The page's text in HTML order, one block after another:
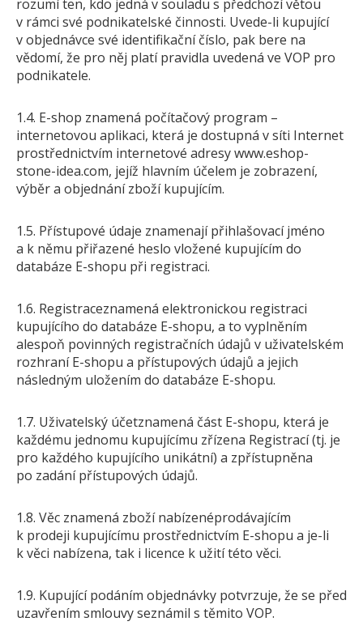
rozumí ten, kdo jedná v souladu s předchozí větou
v rámci své podnikatelské činnosti. Uvede-li kupující
v objednávce své identifikační číslo, pak bere na
vědomí, že pro něj platí pravidla uvedená ve VOP pro
podnikatele.
1.4. E-shop znamená počítačový program –
internetovou aplikaci, která je dostupná v síti Internet
prostřednictvím internetové adresy www.eshop-
stone-idea.com, jejíž hlavním účelem je zobrazení,
výběr a objednání zboží kupujícím.
1.5. Přístupové údaje znamenají přihlašovací jméno
a k němu přiřazené heslo vložené kupujícím do
databáze E-shopu při registraci.
1.6. Registraceznamená elektronickou registraci
kupujícího do databáze E-shopu, a to vyplněním
alespoň povinných registračních údajů v uživatelském
rozhraní E-shopu a přístupových údajů a jejich
následným uložením do databáze E-shopu.
1.7. Uživatelský účetznamená část E-shopu, která je
každému jednomu kupujícímu zřízena Registrací (tj. je
pro každého kupujícího unikátní) a zpřístupněna
po zadání přístupových údajů.
1.8. Věc znamená zboží nabízenéprodávajícím
k prodeji kupujícímu prostřednictvím E-shopu a je-li
k věci nabízena, tak i licence k užití této věci.
1.9. Kupující podáním objednávky potvrzuje, že se před
uzavřením smlouvy seznámil s těmito VOP.